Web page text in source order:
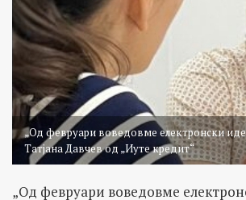
„Од февруари воведовме електронски
Татјана Давчев од „Иуте кредит“
„Од февруари воведовме